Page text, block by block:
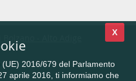
X
2016/679 del Parlamento
aprile 2016, ti informiamo che